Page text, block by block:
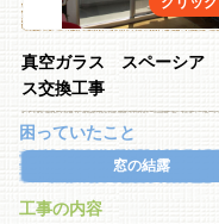
真空ガラス スペーシア
ス交換工事
困っていたこと
窓の結露
工事の内容